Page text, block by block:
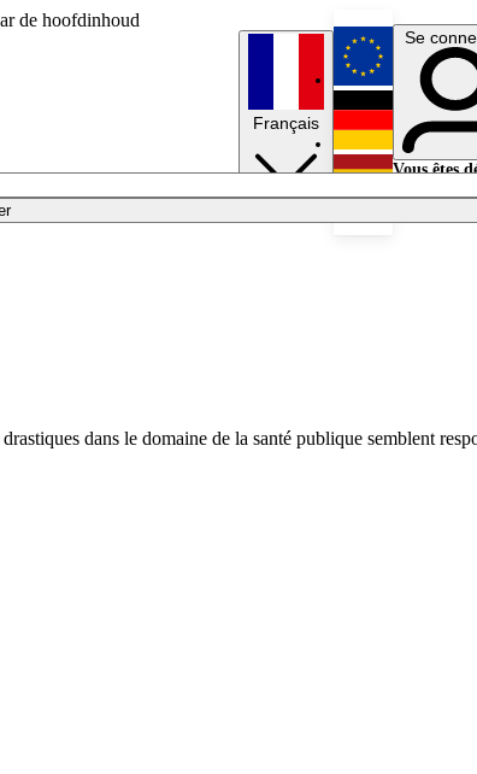
de hoofdinhoud
Français
English
Deutsch
Se
Vous êtes
dans le domaine de la santé publique semblent